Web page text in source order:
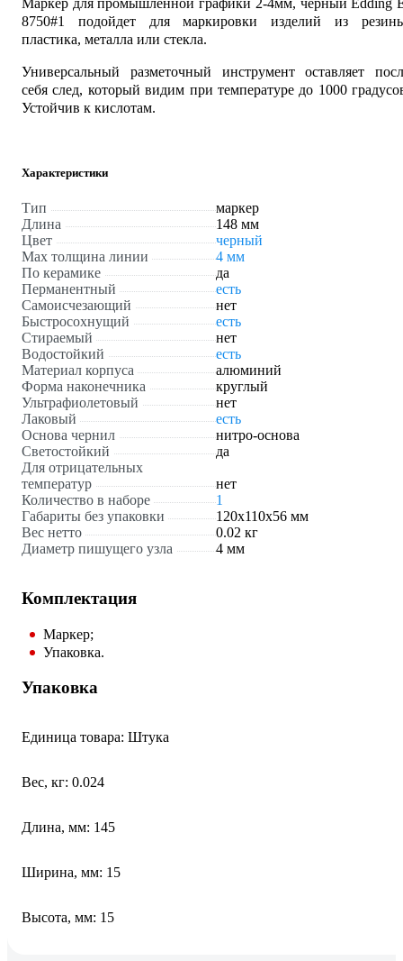
8750#1 подойдет для маркировки изделий из
пластика, металла или стекла.
Универсальный разметочный инструмент оставляет
себя след, который видим при температуре до 1000
Устойчив к кислотам.
Характеристики
Тип
маркер
Длина
148 мм
Цвет
черный
Мах толщина линии
4 мм
По керамике
да
Перманентный
есть
Самоисчезающий
нет
Быстросохнущий
есть
Стираемый
нет
Водостойкий
есть
Материал корпуса
алюминий
Форма наконечника
круглый
Ультрафиолетовый
нет
Лаковый
есть
Основа чернил
нитро-основа
Светостойкий
да
Для отрицательных
температур
нет
Количество в наборе
1
Габариты без упаковки
120х110х56 мм
Вес нетто
0.02 кг
Диаметр пишущего узла
4 мм
Комплектация
Маркер;
Упаковка.
Упаковка
Единица товара: Штука
Вес, кг: 0.024
Длина, мм: 145
Ширина, мм: 15
Высота, мм: 15